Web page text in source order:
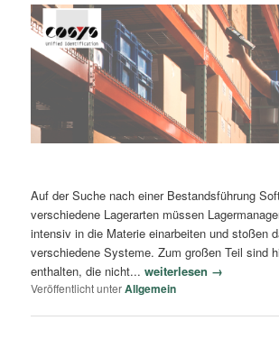
Auf der Suche nach einer Bestandsführung
verschiedene Lagerarten müssen
intensiv in die Materie einarbeiten und stoßen
verschiedene Systeme. Zum großen Teil sind
enthalten, die nicht...weiterlesen →
Veröffentlicht unterAllgemein